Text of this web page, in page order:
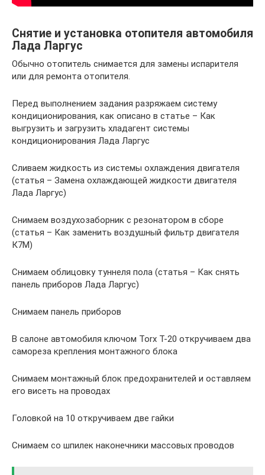
Снятие и установка отопителя автомобиля
Лада Ларгус
Обычно отопитель снимается для замены испарителя
или для ремонта отопителя.
Перед выполнением задания разряжаем систему
кондиционирования, как описано в статье – Как
выгрузить и загрузить хладагент системы
кондиционирования Лада Ларгус
Сливаем жидкость из системы охлаждения двигателя
(статья – Замена охлаждающей жидкости двигателя
Лада Ларгус)
Снимаем воздухозаборник с резонатором в сборе
(статья – Как заменить воздушный фильтр двигателя
К7М)
Снимаем облицовку туннеля пола (статья – Как снять
панель приборов Лада Ларгус)
Снимаем панель приборов
В салоне автомобиля ключом Torx T-20 откручиваем два
самореза крепления монтажного блока
Снимаем монтажный блок предохранителей и оставляем
его висеть на проводах
Головкой на 10 откручиваем две гайки
Снимаем со шпилек наконечники массовых проводов